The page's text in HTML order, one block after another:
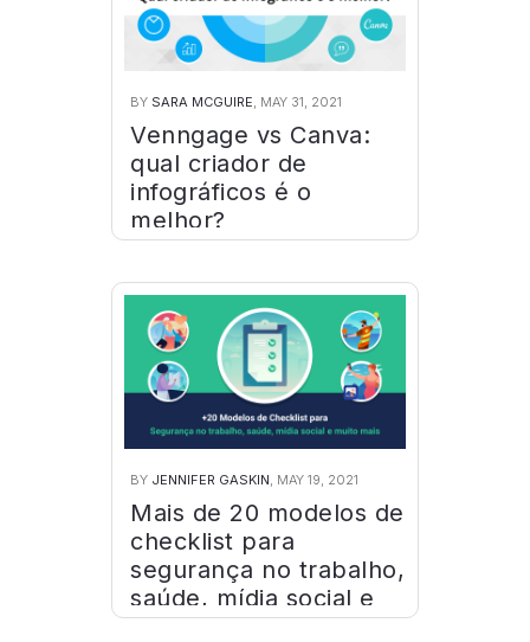
BY SARA MCGUIRE, MAY 31, 2021
Venngage vs Canva:
qual criador de
infográficos é o
melhor?
BY JENNIFER GASKIN, MAY 19, 2021
Mais de 20 modelos de
checklist para
segurança no trabalho,
saúde, mídia social e
muito mais